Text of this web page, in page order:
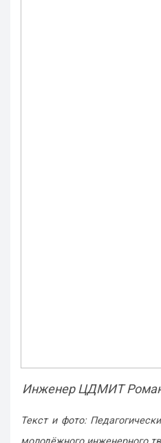
Инженер ЦДМИТ Роман
Текст и фото: